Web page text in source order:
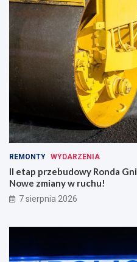
REMONTY WYDARZENIA
II etap przebudowy Ronda
Nowe zmiany w ruchu!
7 sierpnia 2026